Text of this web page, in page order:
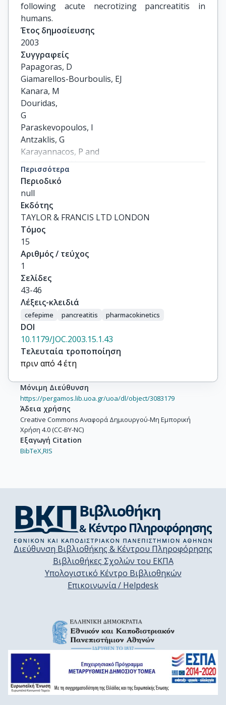
following acute necrotizing pancreatitis in
humans.
Έτος δημοσίευσης
2003
Συγγραφείς
Papagoras, D
Giamarellos-Bourboulis, EJ
Kanara, M
Douridas,
G
Paraskevopoulos, I
Antzaklis, G
Karayannacos, P and
Giamarellou, H
Περισσότερα
Περιοδικό
null
Εκδότης
TAYLOR & FRANCIS LTD LONDON
Τόμος
15
Αριθμός / τεύχος
1
Σελίδες
43-46
Λέξεις-κλειδιά
cefepime pancreatitis pharmacokinetics
DOI
10.1179/JOC.2003.15.1.43
Τελευταία τροποποίηση
πριν από 4 έτη
Μόνιμη Διεύθυνση
https://pergamos.lib.uoa.gr/uoa/dl/object/3083179
Άδεια χρήσης
Creative Commons Αναφορά Δημιουργού-Μη Εμπορική
Χρήση 4.0 (CC-BY-NC)
Εξαγωγή Citation
BibTeX,RIS
Διεύθυνση Βιβλιοθήκης & Κέντρου Πληροφόρησης
Βιβλιοθήκες Σχολών του ΕΚΠΑ
Υπολογιστικό Κέντρο Βιβλιοθηκών
Επικοινωνία / Helpdesk